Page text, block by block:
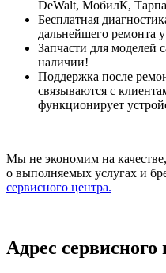
DeWalt, МобилК,
Бесплатная
дальнейшего ремонта
Запчасти для моделей
наличии!
Поддержка после
связываются с
функционирует
Мы не экономим на
о выполняемых услугах и
сервисного центра.
Адрес сервисного